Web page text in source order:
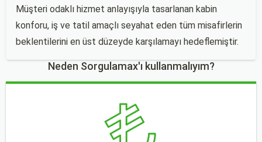
Müşteri odaklı hizmet anlayışıyla tasarlanan kabin
konforu, iş ve tatil amaçlı seyahat eden tüm misafirlerin
beklentilerini en üst düzeyde karşılamayı hedeflemiştir.
Neden Sorgulamax'ı kullanmalıyım?